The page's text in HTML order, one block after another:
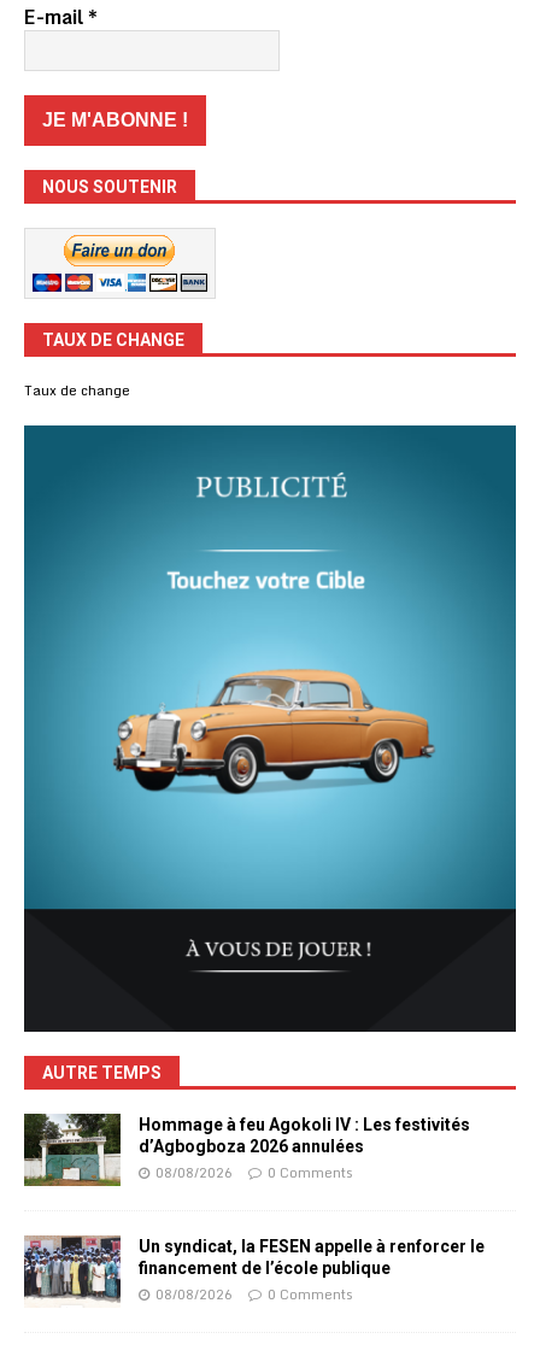
E-mail*
NOUS SOUTENIR
TAUX DE CHANGE
Taux de change
AUTRE TEMPS
Hommage à feu Agokoli IV : Les festivités
d’Agbogboza 2026 annulées
08/08/2026 0 Comments
Un syndicat, la FESEN appelle à renforcer le
financement de l’école publique
08/08/2026 0 Comments